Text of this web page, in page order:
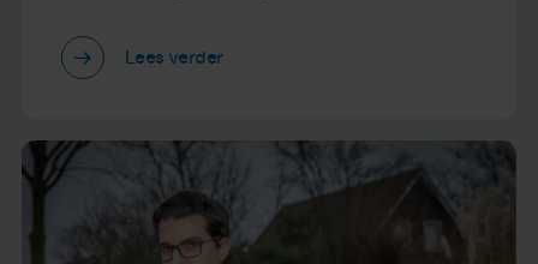
Lees verder